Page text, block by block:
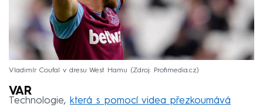
Vladimír Coufal v dresu West Hamu Zdroj: Profimedia.cz
VAR
Technologie, která s pomocí videa přezkoumává